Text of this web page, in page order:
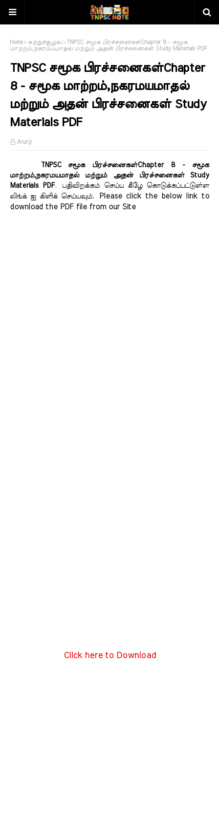
Home சுற்றுச்சூழல்
TNPSC சமூக பிரச்சனைகள்Chapter 8 - சமூக
மாற்றம்,நகரமயமாதல் மற்றும் அதன் பிரச்சனைகள் Study Materials PDF
TNPSC சமூக பிரச்சனைகள்Chapter
8 - சமூக மாற்றம்,நகரமயமாதல்
மற்றும் அதன் பிரச்சனைகள் Study
Materials PDF
Arunji
TNPSC சமூக பிரச்சனைகள்Chapter 8 - சமூக
மாற்றம்,நகரமயமாதல் மற்றும் அதன் பிரச்சனைகள் Study
Materials PDF. பதிவிறக்கம் செய்ய கீழே கொடுக்கப்பட்டுள்ள
லிங்க் ஐ கிளிக் செய்யவும்.
Please click the below link to
download the PDF file from our Site
Click here to Download